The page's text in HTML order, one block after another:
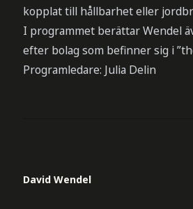
kopplat till hållbarhet eller
I programmet berättar Wendel
efter bolag som befinner sig i
Programledare: Julia Delin
David Wendel